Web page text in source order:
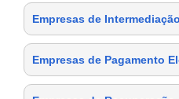
Empresas de
Empresas de Pagamento